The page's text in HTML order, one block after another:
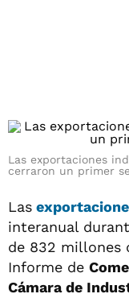
Las exportaciones
cerraron un primer
Las
interanual
de 832 millones
Informe de
Cámara de